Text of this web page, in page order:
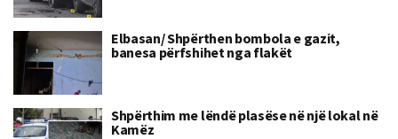
Elbasan/ Shpërthen bombola e gazit,
banesa përfshihet nga flakët
Shpërthim me lëndë plasëse në një lokal në
Kamëz